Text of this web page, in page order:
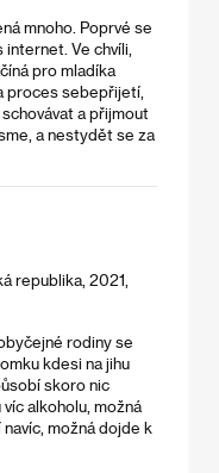
mnoho. Poprvé se
Ve chvíli,
pro mladíka
proces sebepřijetí,
a přijmout
a nestydět se za
republika, 2021,
rodiny se
kdesi na jihu
skoro nic
alkoholu, možná
možná dojde k